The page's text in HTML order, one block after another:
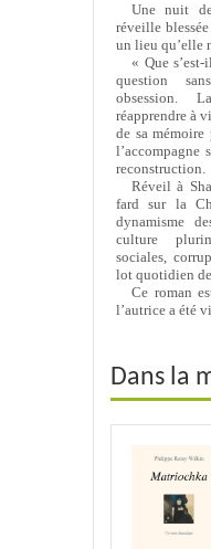
Une nuit
réveille
un lieu qu’elle
« Que
question
obsession.
réapprendre à
de sa
reconstruction.
Réveil à
fard sur la
dynamisme
culture
sociales,
lot quotidien
Ce roman
l’autrice a été
Dans la